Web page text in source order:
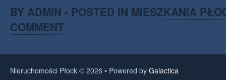
BY ADMIN • POSTED IN MIESZKANIA
COMMENT
Nieruchomości Płock © 2026 • Powered by Galactica